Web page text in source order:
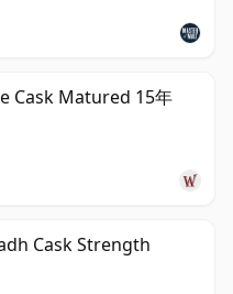
Cask Matured 15年
Cask Strength